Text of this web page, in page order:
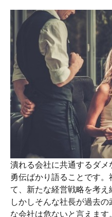
潰れる会社に共通するダ
勇伝ばかり語ることです
て、新たな経営戦略を考え
しかしそんな社長が過去
な会社は危ないと言えま